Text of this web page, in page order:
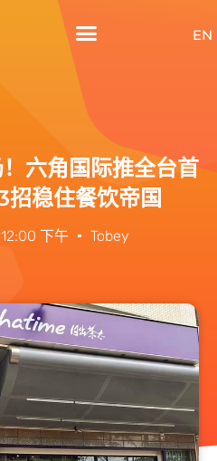
EN
六角国际推全台首
招稳住餐饮帝国
12:00 下午 Tobey